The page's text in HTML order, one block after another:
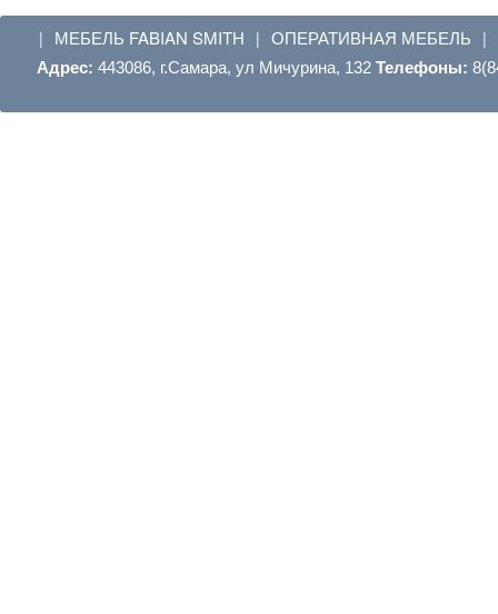
| МЕБЕЛЬ FABIAN SMITH | ОПЕРАТИВНАЯ МЕБЕЛЬ |
Адрес: 443086, г.Самара, ул Мичурина, 132 Телефоны: